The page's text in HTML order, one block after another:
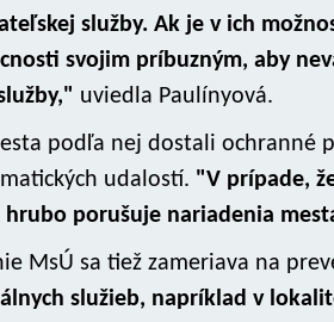
služby. Ak je v ich
svojim príbuzným, aby
uviedla Paulínyová.
podľa nej dostali ochranné
udalostí. "V prípade,
porušuje nariadenia
MsÚ sa tiež zameriava na
služieb, napríklad v